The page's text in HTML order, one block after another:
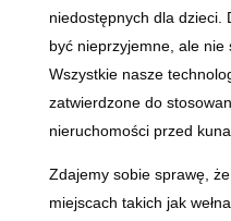
niedostępnych dla dzieci.
być nieprzyjemne, ale nie
Wszystkie nasze
zatwierdzone do
nieruchomości przed
Zdajemy sobie sprawę,
miejscach takich jak